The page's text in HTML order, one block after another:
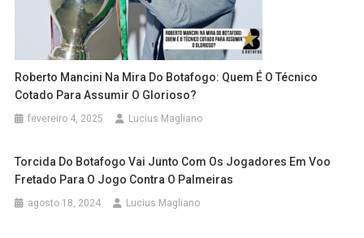
Roberto Mancini Na Mira Do Botafogo: Quem É O Técnico
Cotado Para Assumir O Glorioso?
fevereiro 4, 2025 Lucius Magliano
Torcida Do Botafogo Vai Junto Com Os Jogadores Em Voo
Fretado Para O Jogo Contra O Palmeiras
agosto 18, 2024 Lucius Magliano